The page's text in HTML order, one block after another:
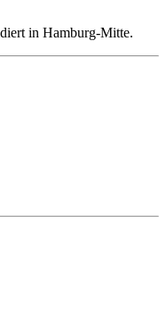
in Hamburg-Mitte.